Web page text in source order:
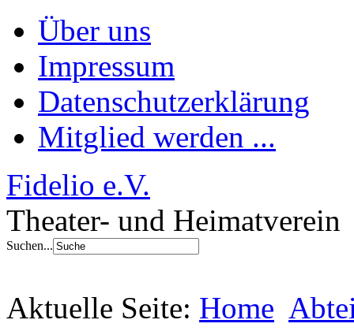
Über uns
Impressum
Datenschutzerklärung
Mitglied werden ...
Fidelio e.V.
Theater- und Heimatverein
Suchen...
Aktuelle Seite: Home